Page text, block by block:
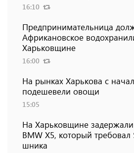
16:10
Предпринимательница
Африкановское
Харьковщине
16:00
На рынках Харькова с
подешевели овощи
15:05
На Харьковщине
BMW Х5, который
шника